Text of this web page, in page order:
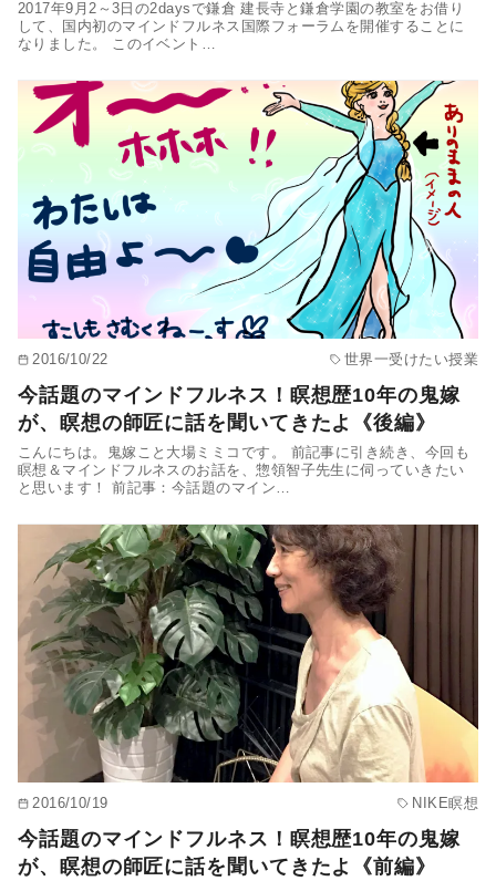
2017年9月2～3日の2daysで鎌倉 建長寺と鎌倉学園の教室をお借り
して、国内初のマインドフルネス国際フォーラムを開催することに
なりました。 このイベント…
2016/10/22 世界一受けたい授業
今話題のマインドフルネス！瞑想歴10年の鬼嫁
が、瞑想の師匠に話を聞いてきたよ《後編》
こんにちは。鬼嫁こと大場ミミコです。 前記事に引き続き、今回も
瞑想＆マインドフルネスのお話を、惣領智子先生に伺っていきたい
と思います！ 前記事：今話題のマイン…
2016/10/19 NIKE瞑想
今話題のマインドフルネス！瞑想歴10年の鬼嫁
が、瞑想の師匠に話を聞いてきたよ《前編》